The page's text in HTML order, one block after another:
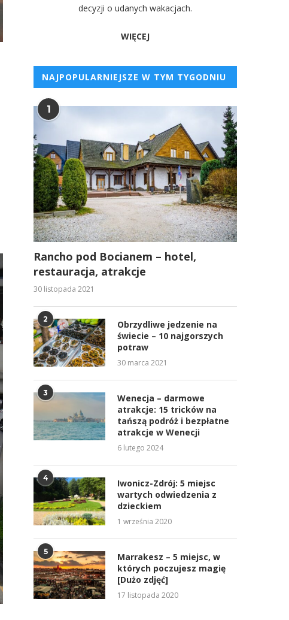
decyzji o udanych wakacjach.
WIĘCEJ
NAJPOPULARNIEJSZE W TYM TYGODNIU
1
Rancho pod Bocianem – hotel,
restauracja, atrakcje
30 listopada 2021
2
Obrzydliwe jedzenie na
świecie – 10 najgorszych
potraw
30 marca 2021
3
Wenecja – darmowe
atrakcje: 15 tricków na
tańszą podróż i bezpłatne
atrakcje w Wenecji
6 lutego 2024
4
Iwonicz-Zdrój: 5 miejsc
wartych odwiedzenia z
dzieckiem
1 września 2020
5
Marrakesz – 5 miejsc, w
których poczujesz magię
[Dużo zdjęć]
17 listopada 2020